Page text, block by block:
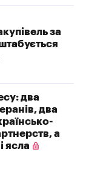
за
два
два
а
ясла